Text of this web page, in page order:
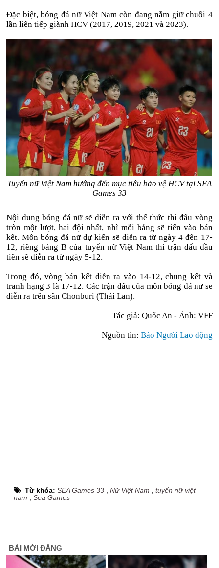
Đặc biệt, bóng đá nữ Việt Nam còn đang nắm giữ chuỗi 4
lần liên tiếp giành HCV (2017, 2019, 2021 và 2023).
Tuyển nữ Việt Nam hướng đến mục tiêu bảo vệ HCV tại SEA
Games 33
Nội dung bóng đá nữ sẽ diễn ra với thể thức thiđấu vòng
tròn một lượt, haiđội nhất, nhì mỗi bảng sẽ tiến vào bán
kết. Môn bóngđá nữ dự kiến sẽ diễn ra từ ngày 4đến 17-
12, riêng bảng B của tuyển nữ Việt Nam thì trận đấu đầu
tiên sẽ diễn ra từ ngày 5-12.
Trongđó, vòng bán kết diễn ra vào 14-12, chung kết và
tranh hạng 3 là 17-12. Các trận đấu của môn bóng đá nữ sẽ
diễn ra trên sân Chonburi (Thái Lan).
Tác giả: Quốc An - Ảnh: VFF
Nguồn tin: Báo Người Lao động
Từ khóa:SEA Games 33 ,Nữ Việt Nam ,tuyển nữ việt
nam ,Sea Games
BÀI MỚI ĐĂNG